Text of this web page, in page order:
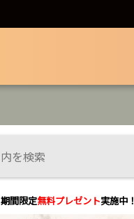
期間限定無料プレゼント実施中！